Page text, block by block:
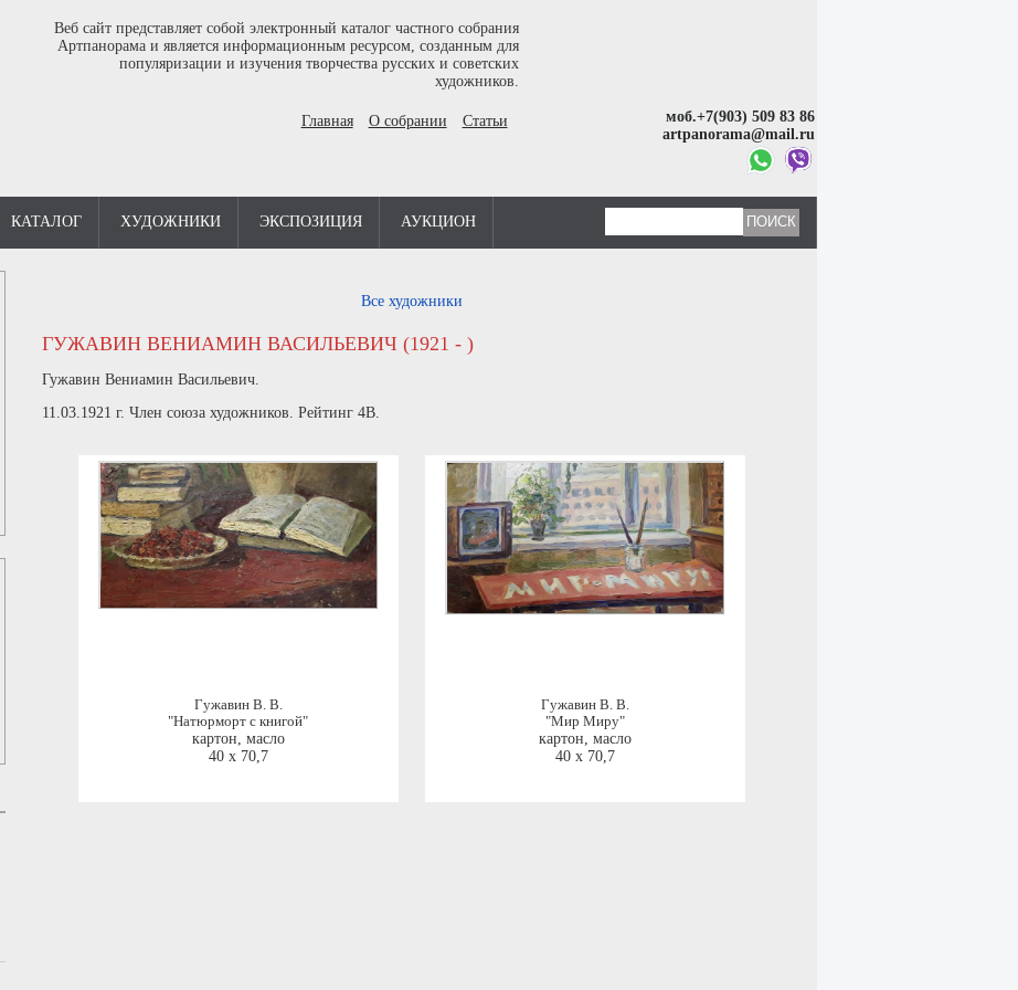
Веб сайт представляет собой электронный каталог частного собрания
Артпанорама и является информационным ресурсом, созданным для
популяризации и изучения творчества русских и советских
художников.
Главная О собрании Статьи
моб.+7(903) 509 83 86
artpanorama@mail.ru
КАТАЛОГ ХУДОЖНИКИ ЭКСПОЗИЦИЯ АУКЦИОН
Все художники
ГУЖАВИН ВЕНИАМИН ВАСИЛЬЕВИЧ (1921 - )
Гужавин Вениамин Васильевич.
11.03.1921 г. Член союза художников. Рейтинг 4В.
Гужавин В. В.
"Натюрморт с книгой"
картон, масло
40 x 70,7
Гужавин В. В.
"Мир Миру"
картон, масло
40 x 70,7